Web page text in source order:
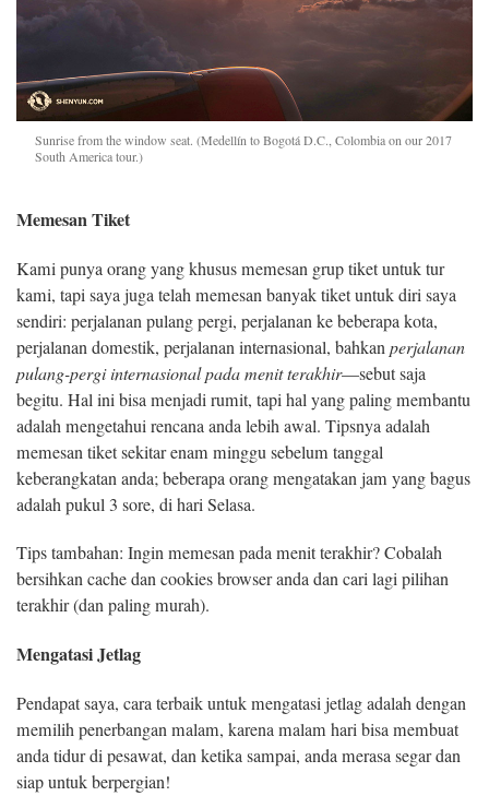
Sunrise from the window seat. (Medellín to Bogotá D.C., Colombia on our 2017
South America tour.)
Memesan Tiket
Kami punya orang yang khusus memesan grup tiket untuk tur
kami, tapi saya juga telah memesan banyak tiket untuk diri saya
sendiri: perjalanan pulang pergi, perjalanan ke beberapa kota,
perjalanan domestik, perjalanan internasional, bahkanperjalanan
pulang-pergi internasional pada menit terakhir—sebut saja
begitu. Hal ini bisa menjadi rumit, tapi hal yang paling membantu
adalah mengetahui rencana anda lebih awal. Tipsnya adalah
memesan tiket sekitar enam minggu sebelum tanggal
keberangkatan anda; beberapa orang mengatakan jam yang bagus
adalah pukul 3 sore, di hari Selasa.
Tips tambahan: Ingin memesan pada menit terakhir? Cobalah
bersihkan cache dan cookies browser anda dan cari lagi pilihan
terakhir (dan paling murah).
Mengatasi Jetlag
Pendapat saya, cara terbaik untuk mengatasi jetlag adalah dengan
memilih penerbangan malam, karena malam hari bisa membuat
anda tidur di pesawat, dan ketika sampai, anda merasa segar dan
siap untuk berpergian!